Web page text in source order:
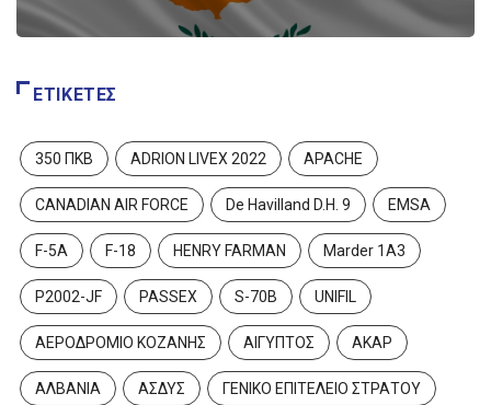
ΕΤΙΚΈΤΕΣ
350 ΠΚΒ ADRION LIVEX 2022 APACHE
CANADIAN AIR FORCE De Havilland D.H. 9 EMSA
F-5A F-18 HENRY FARMAN Marder 1A3
P2002-JF PASSEX S-70B UNIFIL
ΑΕΡΟΔΡΟΜΙΟ ΚΟΖΑΝΗΣ ΑΙΓΥΠΤΟΣ ΑΚΑΡ
ΑΛΒΑΝΙΑ ΑΣΔΥΣ ΓΕΝΙΚΟ ΕΠΙΤΕΛΕΙΟ ΣΤΡΑΤΟΥ